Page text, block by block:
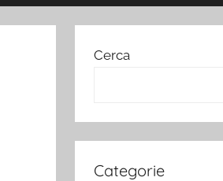
Cerca
Categorie